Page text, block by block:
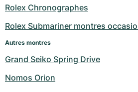
Milgauss
Yacht-Master
Yacht-Master II
Montres pour femmes
Ronde
Crash
Pasha
Professional
Transocean
Cockpit
Formula 1
Montres d'occasion
Montres pour femmes
Portofino
Da Vinci
Aquatimer
Spirit of Big Bang
Montres d'occasion
Rolex Chronographes
Rolex Submariner montres
Autres montres
Grand Seiko Spring Drive
Nomos Orion